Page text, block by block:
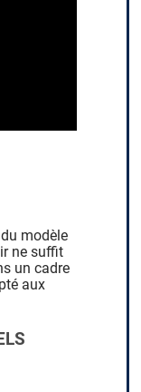
modèle
ne suffit
un cadre
aux